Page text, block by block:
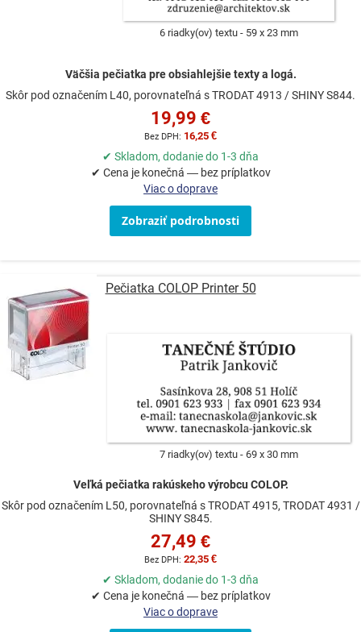
6 riadky(ov) textu 59 x 23 mm
Väčšia pečiatka pre obsiahlejšie texty a logá.
Skôr pod označením L40, porovnateľná s TRODAT 4913 / SHINY S844.
19,99 €
16,25 €
✔ Skladom, dodanie do 1-3 dňa
✔ Cena je konečná — bez príplatkov
Viac o doprave
Zobraziť podrobnosti
Pečiatka COLOP Printer 50
7 riadky(ov) textu 69 x 30 mm
Veľká pečiatka rakúskeho výrobcu COLOP.
Skôr pod označením L50, porovnateľná s TRODAT 4915, TRODAT 4931 /
SHINY S845.
27,49 €
22,35 €
✔ Skladom, dodanie do 1-3 dňa
✔ Cena je konečná — bez príplatkov
Viac o doprave